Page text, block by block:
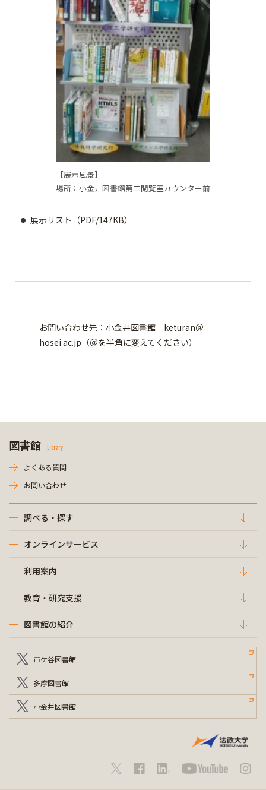
【展示風景】
場所：小金井図書館第二閲覧室カウンター前
展示リスト（PDF/147KB）
お問い合わせ先：小金井図書館 keturan＠
hosei.ac.jp（＠を半角に変えてください）
図書館 Library
よくある質問
お問い合わせ
調べる・探す
オンラインサービス
利用案内
教育・研究支援
図書館の紹介
市ケ谷図書館
多摩図書館
小金井図書館